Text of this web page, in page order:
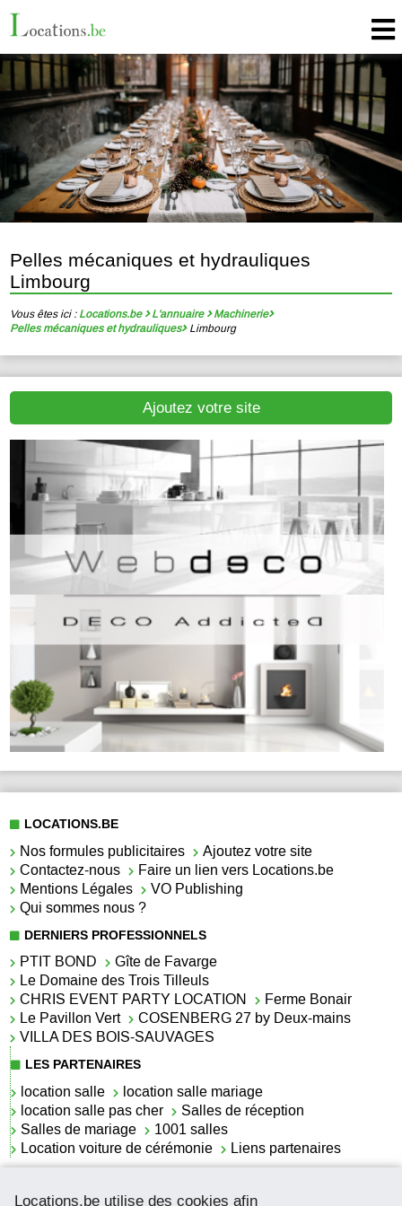
Pelles mécaniques et hydrauliques
Limbourg
Vous êtes ici : Locations.be L'annuaire
Machinerie
Pelles mécaniques et hydrauliques
Limbourg
Ajoutez votre site
Locations.be utilise des cookies afin
LOCATIONS.BE
Nos formules publicitaires
Ajoutez votre site
Contactez-nous
Faire un lien vers Locations.be
Mentions Légales
VO Publishing
Qui sommes nous ?
DERNIERS PROFESSIONNELS
PTIT BOND
Gîte de Favarge
Le Domaine des Trois Tilleuls
CHRIS EVENT PARTY LOCATION
Ferme Bonair
Le Pavillon Vert
COSENBERG 27 by Deux-mains
VILLA DES BOIS-SAUVAGES
LES PARTENAIRES
location salle
location salle mariage
location salle pas cher
Salles de réception
Salles de mariage
1001 salles
Location voiture de cérémonie
Liens partenaires
La location de lettrage pour mariage